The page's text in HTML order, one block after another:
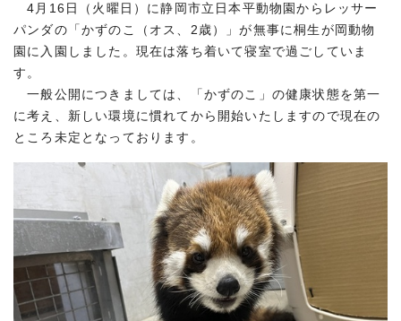
4月16日（火曜日）に静岡市立日本平動物園からレッサー
パンダの「かずのこ（オス、2歳）」が無事に桐生が岡動物
園に入園しました。現在は落ち着いて寝室で過ごしていま
す。
一般公開につきましては、「かずのこ」の健康状態を第一
に考え、新しい環境に慣れてから開始いたしますので現在の
ところ未定となっております。